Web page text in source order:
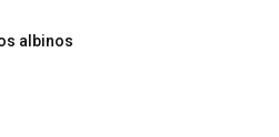
albinos